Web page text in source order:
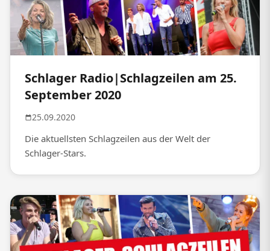
Schlager Radio|Schlagzeilen am 25.
September 2020
25.09.2020
Die aktuellsten Schlagzeilen aus der Welt der
Schlager-Stars.